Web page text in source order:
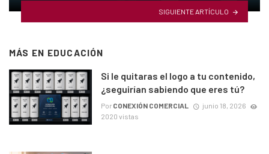
SIGUIENTE ARTÍCULO
MÁS EN EDUCACIÓN
Si le quitaras el logo a tu contenido,
¿seguirían sabiendo que eres tú?
Por CONEXIÓN COMERCIAL
junio 18, 2026
2020 vistas